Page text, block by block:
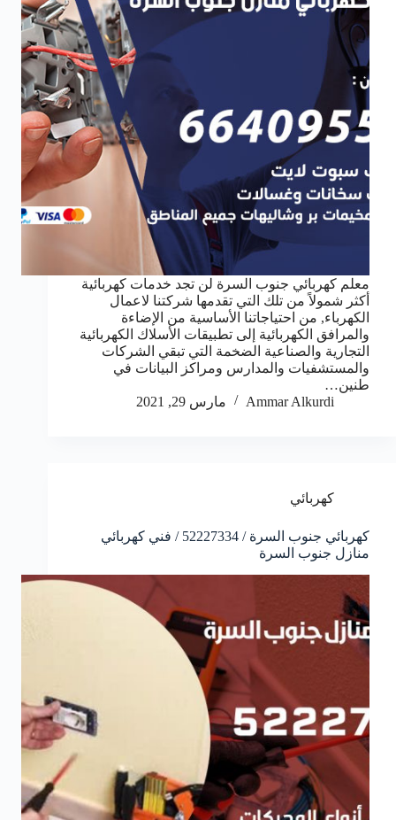
معلم كهربائي جنوب السرة لن تجد خدمات كهربائية
أكثر شمولاً من تلك التي تقدمها شركتنا لاعمال
الكهرباء, من احتياجاتنا الأساسية من الإضاءة
والمرافق الكهربائية إلى تطبيقات الأسلاك الكهربائية
التجارية والصناعية الضخمة التي تبقي الشركات
والمستشفيات والمدارس ومراكز البيانات في
طنين…
Ammar Alkurdi
مارس 29, 2021
كهربائي
كهربائي جنوب السرة / 52227334 / فني كهربائي
منازل جنوب السرة